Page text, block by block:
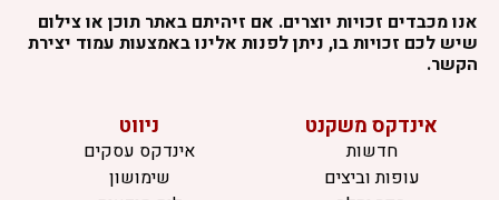
אנו מכבדים זכויות יוצרים. אם זיהיתם באתר תוכן או צילום
שיש לכם זכויות בו, ניתן לפנות אלינו באמצעות עמוד יצירת
הקשר.
אינדקס משקנט
חדשות
עופות וביצים
ניווט
אינדקס עסקים
שימושון